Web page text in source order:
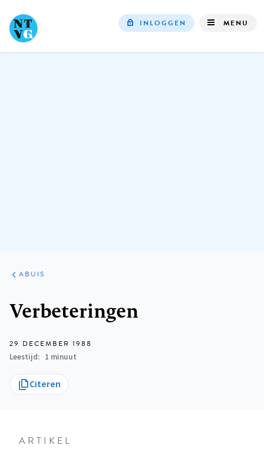
INLOGGEN MENU
ARTIKELEN
VARIA
ABUIS
Verbeteringen
29 DECEMBER 1988
Leestijd
1 minuut
Citeren
ARTIKEL